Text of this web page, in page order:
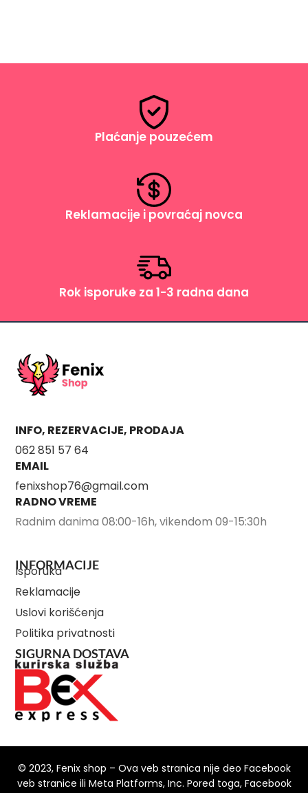
Plaćanje pouzećem
Reklamacije i povraćaj novca
Rok isporuke za 1-3 radna dana
INFO, REZERVACIJE, PRODAJA
062 851 57 64
EMAIL
fenixshop76@gmail.com
RADNO VREME
Radnim danima 08:00-16h, vikendom 09-15:30h
INFORMACIJE
Isporuka
Reklamacije
Uslovi korišćenja
Politika privatnosti
SIGURNA DOSTAVA
© 2023, Fenix shop – Ova veb stranica nije deo Facebook
veb stranice ili Meta Platforms, Inc. Pored toga, Facebook